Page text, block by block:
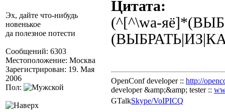
Эх, дайте что-нибудь
новенькое
да полезное потести
Сообщений: 6303
Местоположение: Москва
Зарегистрирован: 19. Мая
2006
Пол:
Цитата:
(^[^\wа-
OpenConf developer :: http://
developer &amp;&amp; tester ::
GTalkSkype/VoIPICQ